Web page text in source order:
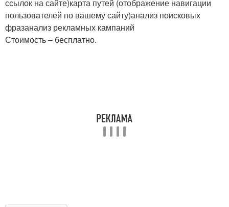
ссылок на сайте)карта путей (отображение навигации
пользователей по вашему сайту)анализ поисковых
фразанализ рекламных кампаний
Стоимость – бесплатно.